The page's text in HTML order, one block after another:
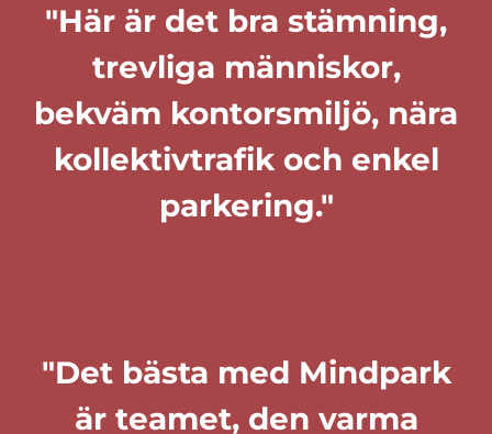
"Här är det bra stämning,
trevliga människor,
bekväm kontorsmiljö, nära
kollektivtrafik och enkel
parkering."
"Det bästa med Mindpark
är teamet, den varma